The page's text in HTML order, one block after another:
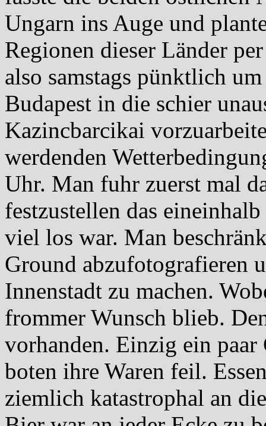
Ungarn ins Auge und
Regionen dieser Länder
also samstags pünktlich
Budapest in die schier
Kazincbarcikai
werdenden
Uhr. Man fuhr zuerst mal
festzustellen das
viel los war. Man
Ground abzufotografieren
Innenstadt zu machen.
frommer Wunsch blieb.
vorhanden. Einzig ein
boten ihre Waren feil.
ziemlich katastrophal an